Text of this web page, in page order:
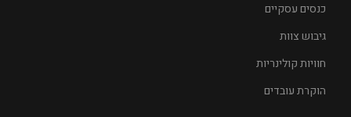
כנסים עסקיים
גיבוש צוות
חוויות קולינריות
הוקרת עובדים